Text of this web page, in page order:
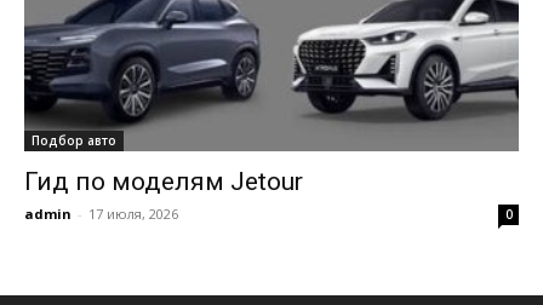
Подбор авто
Гид по моделям Jetour
admin - 17 июля, 2026 0